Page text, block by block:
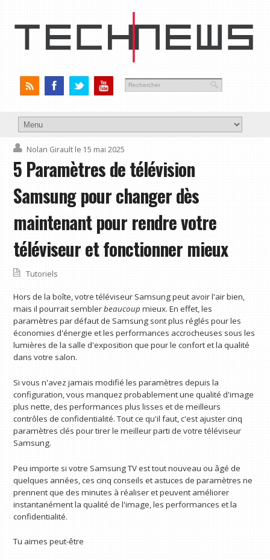
Nolan Girault le 15 mai 2025
5 Paramètres de télévision
Samsung pour changer dès
maintenant pour rendre votre
téléviseur et fonctionner mieux
Tutoriels
Hors de la boîte, votre téléviseur Samsung peut avoir l'air bien,
mais il pourrait semblerbeaucoup mieux. En effet, les
paramètres par défaut de Samsung sont plus réglés pour les
économies d'énergie et les performances accrocheuses sous les
lumières de la salle d'exposition que pour le confort et la qualité
dans votre salon.
Si vous n'avez jamais modifié les paramètres depuis la
configuration, vous manquez probablement une qualité d'image
plus nette, des performances plus lisses et de meilleurs
contrôles de confidentialité. Tout ce qu'il faut, c'est ajuster cinq
paramètres clés pour tirer le meilleur parti de votre téléviseur
Samsung.
Peu importe si votre Samsung TV est tout nouveau ou âgé de
quelques années, ces cinq conseils et astuces de paramètres ne
prennent que des minutes à réaliser et peuvent améliorer
instantanément la qualité de l'image, les performances et la
confidentialité.
Tu aimes peut-être